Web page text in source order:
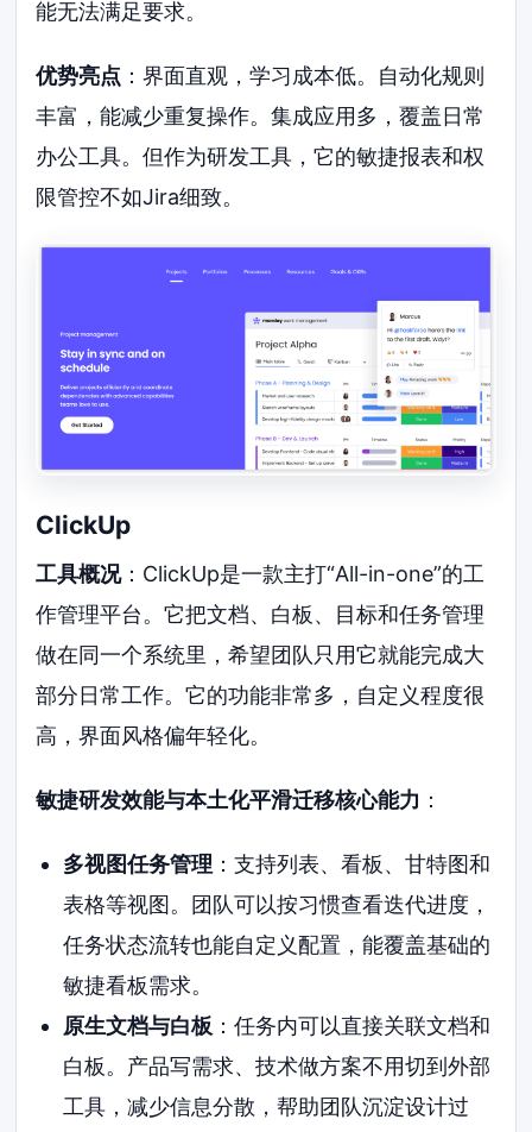
能无法满足要求。
优势亮点 ：界面直观，学习成本低。自动化规则
丰富，能减少重复操作。集成应用多，覆盖日常
办公工具。但作为研发工具，它的敏捷报表和权
限管控不如Jira细致。
ClickUp
工具概况：ClickUp是一款主打“All-in-one”的工
作管理平台。它把文档、白板、目标和任务管理
做在同一个系统里，希望团队只用它就能完成大
部分日常工作。它的功能非常多，自定义程度很
高，界面风格偏年轻化。
敏捷研发效能与本土化平滑迁移核心能力 ：
多视图任务管理 ：支持列表、看板、甘特图和
表格等视图。团队可以按习惯查看迭代进度，
任务状态流转也能自定义配置，能覆盖基础的
敏捷看板需求。
原生文档与白板 ：任务内可以直接关联文档和
白板。产品写需求、技术做方案不用切到外部
工具，减少信息分散，帮助团队沉淀设计过